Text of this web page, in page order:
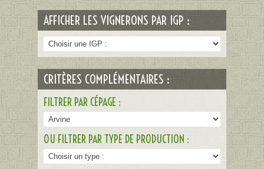
AFFICHER LES VIGNERONS PAR IGP :
CRITÈRES COMPLÉMENTAIRES :
FILTRER PAR CÉPAGE :
OU FILTRER PAR TYPE DE PRODUCTION :